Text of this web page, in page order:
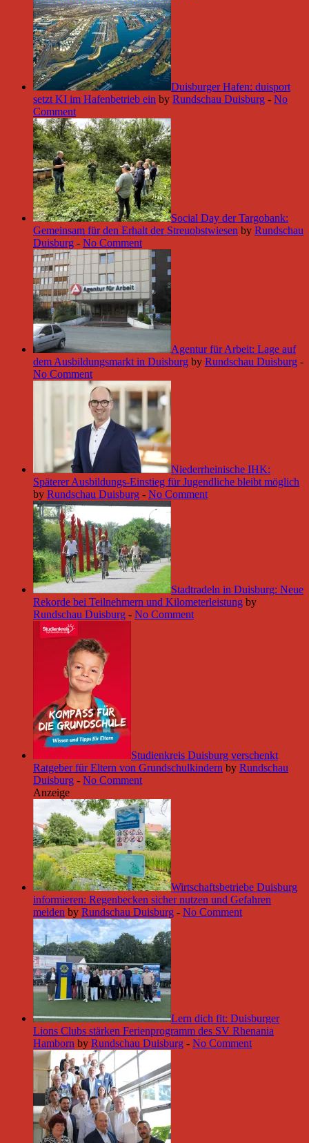
Duisburger Hafen: duisport
setzt KI im Hafenbetrieb ein by Rundschau Duisburg - No
Comment
Social Day der Targobank:
Gemeinsam für den Erhalt der Streuobstwiesen by Rundschau
Duisburg - No Comment
Agentur für Arbeit: Lage auf
dem Ausbildungsmarkt in Duisburg by Rundschau Duisburg -
No Comment
Niederrheinische IHK:
Späterer Ausbildungs-Einstieg für Jugendliche bleibt möglich
by Rundschau Duisburg - No Comment
Stadtradeln in Duisburg: Neue
Rekorde bei Teilnehmern und Kilometerleistung by
Rundschau Duisburg - No Comment
Studienkreis Duisburg verschenkt
Ratgeber für Eltern von Grundschulkindern by Rundschau
Duisburg - No Comment
Anzeige
Wirtschaftsbetriebe Duisburg
informieren: Regenbecken sicher nutzen und Gefahren
meiden by Rundschau Duisburg - No Comment
Lern dich fit: Duisburger
Lions Clubs stärken Ferienprogramm des SV Rhenania
Hamborn by Rundschau Duisburg - No Comment